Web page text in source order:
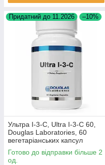
Придатний до 11.2026 –10%
Ультра I-3-C, Ultra I-3-C 60,
Douglas Laboratories, 60
вегетаріанських капсул
BX226
Готово до відправки більше 2
од.